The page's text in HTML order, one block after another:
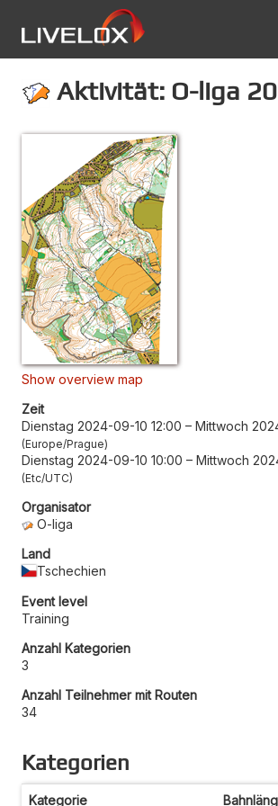
Aktivität: O-liga
Show overview map
Zeit
Dienstag 2024-09-10 12:00 – Mittwoch
Europe/Prague
Dienstag 2024-09-10 10:00 – Mittwoch
Etc/UTC
Organisator
O-liga
Land
Tschechien
Event level
Training
Anzahl Kategorien
3
Anzahl Teilnehmer mit Routen
34
Kategorien
Kategorie